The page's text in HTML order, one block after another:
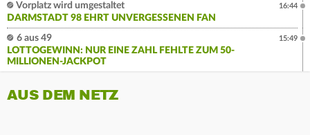
Vorplatz wird umgestaltet
DARMSTADT 98 EHRT UNVERGESSENEN FAN
16:44
6 aus 49
LOTTOGEWINN: NUR EINE ZAHL FEHLTE ZUM 50-
MILLIONEN-JACKPOT
15:49
AUS DEM NETZ